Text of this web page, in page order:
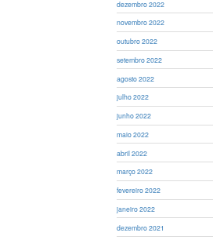
dezembro 2022
novembro 2022
outubro 2022
setembro 2022
agosto 2022
julho 2022
junho 2022
maio 2022
abril 2022
março 2022
fevereiro 2022
janeiro 2022
dezembro 2021